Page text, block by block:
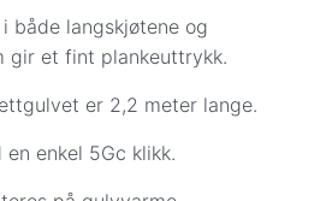
eller reservert på
kontakter deg for å
og sted for levering eller
med kredittkort er dekket av
trekkes direkte fra din
er bestilt eller reservert
både langskjøtene og
gir et fint plankeuttrykk.
er 2,2 meter lange.
enkel 5Gc klikk.